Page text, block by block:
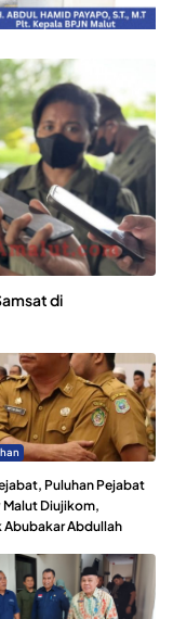
di
Puluhan Pejabat
Malut Diujikom,
Abubakar Abdullah